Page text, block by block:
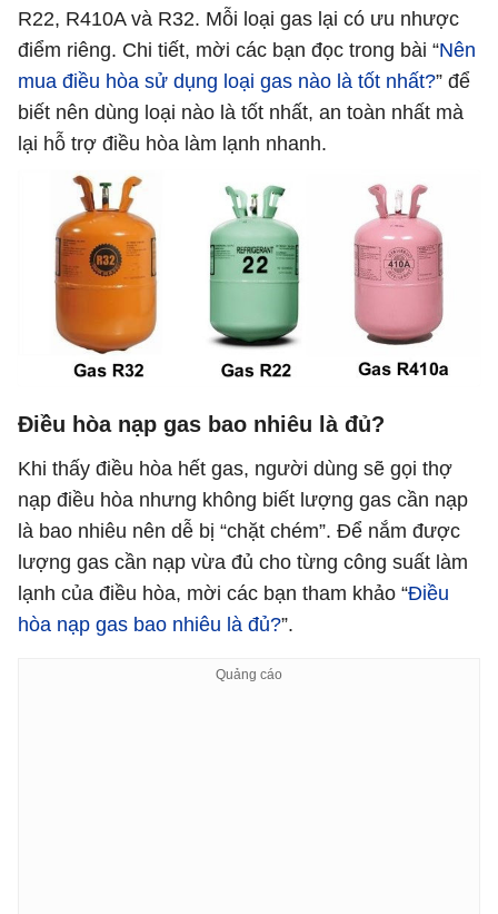
R22, R410A và R32. Mỗi loại gas lại có ưu nhược
điểm riêng. Chi tiết, mời các bạn đọc trong bài “Nên
mua điều hòa sử dụng loại gas nào là tốt nhất?” để
biết nên dùng loại nào là tốt nhất, an toàn nhất mà
lại hỗ trợ điều hòa làm lạnh nhanh.
Điều hòa nạp gas bao nhiêu là đủ?
Khi thấy điều hòa hết gas, người dùng sẽ gọi thợ
nạp điều hòa nhưng không biết lượng gas cần nạp
là bao nhiêu nên dễ bị “chặt chém”. Để nắm được
lượng gas cần nạp vừa đủ cho từng công suất làm
lạnh của điều hòa, mời các bạn tham khảo “Điều
hòa nạp gas bao nhiêu là đủ?”.